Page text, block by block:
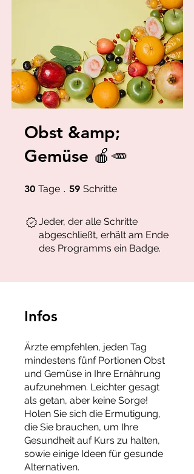
Obst &amp;
Gemüse 🍎🥕
30 Tage 30 Tage
59 Schritte
Jeder, der alle Schritte
abgeschließt, erhält am Ende
des Programms ein Badge.
Infos
Ärzte empfehlen, jeden Tag
mindestens fünf Portionen Obst
und Gemüse in Ihre Ernährung
aufzunehmen. Leichter gesagt
als getan, aber keine Sorge!
Holen Sie sich die Ermutigung,
die Sie brauchen, um Ihre
Gesundheit auf Kurs zu halten,
sowie einige Ideen für gesunde
Alternativen.